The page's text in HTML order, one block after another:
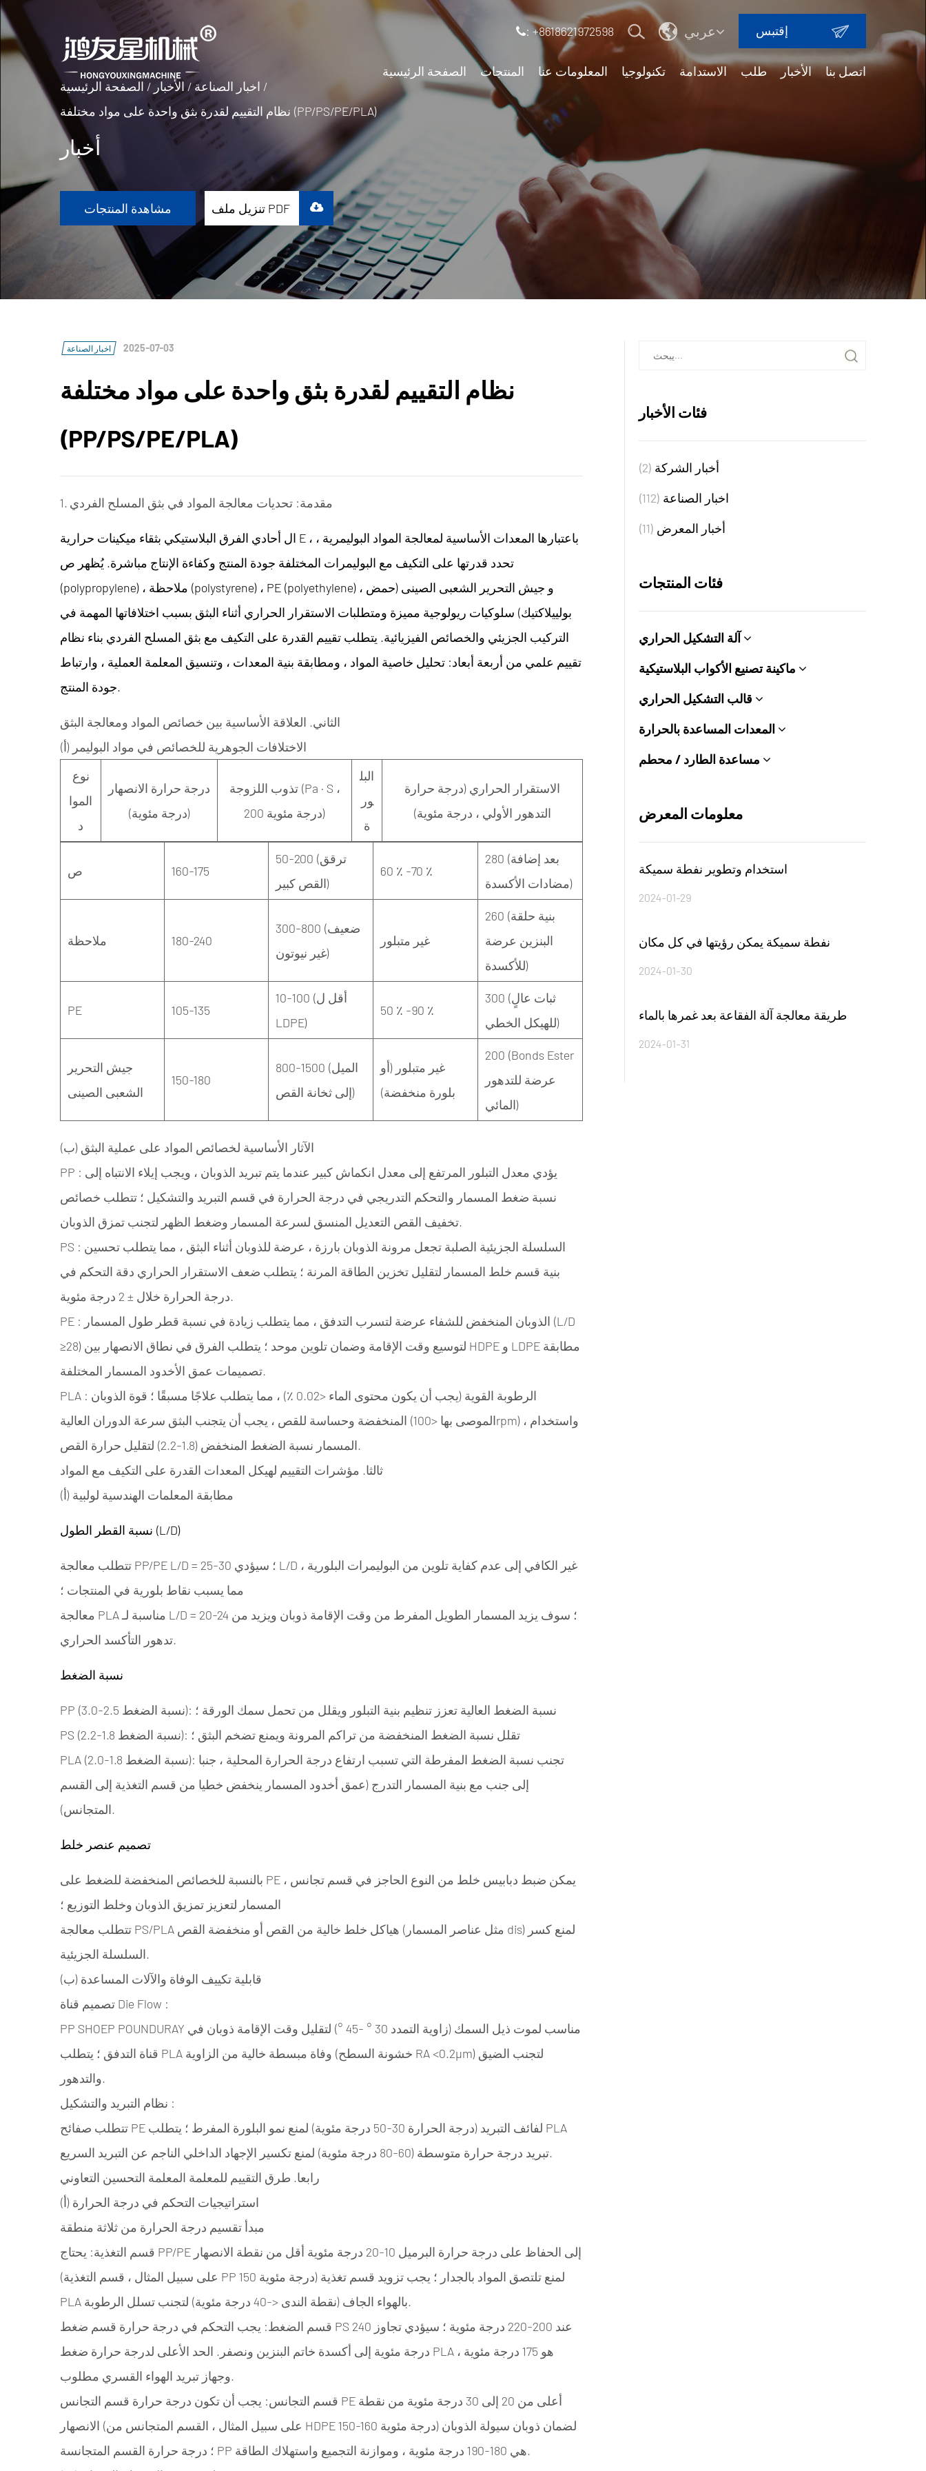
: +8618621972598 عربي إقتبس
الصفحة الرئيسية المنتجات المعلومات عنا تكنولوجيا الاستدامة طلب الأخبار
اتصل بنا
الصفحة الرئيسية / الأخبار/اخبار الصناعة /
نظام التقييم لقدرة بثق واحدة على مواد مختلفة (PP/PS/PE/PLA)
أخبار
مشاهدة المنتجات تنزيل ملف PDF
اخبار الصناعة 2025-07-03
نظام التقييم لقدرة بثق واحدة على مواد مختلفة
(PP/PS/PE/PLA)
1. مقدمة: تحديات معالجة المواد في بثق المسلح الفردي
ال E ، باعتبارها المعدات الأساسية لمعالجة المواد البوليمرية ،
تحدد قدرتها على التكيف مع البوليمرات المختلفة جودة المنتج وكفاءة الإنتاج مباشرة. يُظهر ص
(polypropylene) ، ملاحظة (polystyrene) ، PE (polyethylene) ، و جيش التحرير الشعبى الصينى (حمض
بولييلاكتيك) سلوكيات ريولوجية مميزة ومتطلبات الاستقرار الحراري أثناء البثق بسبب اختلافاتها المهمة في
التركيب الجزيئي والخصائص الفيزيائية. يتطلب تقييم القدرة على التكيف مع بثق المسلح الفردي بناء نظام
تقييم علمي من أربعة أبعاد: تحليل خاصية المواد ، ومطابقة بنية المعدات ، وتنسيق المعلمة العملية ، وارتباط
جودة المنتج.
الثاني. العلاقة الأساسية بين خصائص المواد ومعالجة البثق
(أ) الاختلافات الجوهرية للخصائص في مواد البوليمر
نوع
الموا
د
درجة حرارة الانصهار
(درجة مئوية)
تذوب اللزوجة (Pa · S ،
200 درجة مئوية)
البل
ور
ة
الاستقرار الحراري (درجة حرارة
التدهور الأولي ، درجة مئوية)
ص 160-175
50-200 (ترقق
القص كبير)
60 ٪ -70 ٪
280 (بعد إضافة
مضادات الأكسدة)
ملاحظة 180-240
300-800 (ضعيف
غير نيوتون)
غير متبلور
260 (بنية حلقة
البنزين عرضة
للأكسدة)
PE 105-135
10-100 (أقل ل
LDPE)
50 ٪ -90 ٪
300 (ثبات عالٍ
للهيكل الخطي)
جيش التحرير
الشعبى الصينى
150-180
800-1500 (الميل
إلى ثخانة القص)
غير متبلور (أو
بلورة منخفضة)
200 (Bonds Ester
عرضة للتدهور
المائي)
(ب) الآثار الأساسية لخصائص المواد على عملية البثق
PP : يؤدي معدل التبلور المرتفع إلى معدل انكماش كبير عندما يتم تبريد الذوبان ، ويجب إيلاء الانتباه إلى
نسبة ضغط المسمار والتحكم التدريجي في درجة الحرارة في قسم التبريد والتشكيل ؛ تتطلب خصائص
تخفيف القص التعديل المنسق لسرعة المسمار وضغط الظهر لتجنب تمزق الذوبان.
PS : السلسلة الجزيئية الصلبة تجعل مرونة الذوبان بارزة ، عرضة للذوبان أثناء البثق ، مما يتطلب تحسين
بنية قسم خلط المسمار لتقليل تخزين الطاقة المرنة ؛ يتطلب ضعف الاستقرار الحراري دقة التحكم في
درجة الحرارة خلال ± 2 درجة مئوية.
PE : الذوبان المنخفض للشفاء عرضة لتسرب التدفق ، مما يتطلب زيادة في نسبة قطر طول المسمار (L/D
≥28) لتوسيع وقت الإقامة وضمان تلوين موحد ؛ يتطلب الفرق في نطاق الانصهار بين HDPE و LDPE مطابقة
تصميمات عمق الأخدود المسمار المختلفة.
PLA : الرطوبة القوية (يجب أن يكون محتوى الماء <0.02 ٪) ، مما يتطلب علاجًا مسبقًا ؛ قوة الذوبان
المنخفضة وحساسة للقص ، يجب أن يتجنب البثق سرعة الدوران العالية (الموصى بها <100rpm) ، واستخدام
المسمار نسبة الضغط المنخفض (1.8-2.2) لتقليل حرارة القص.
ثالثا. مؤشرات التقييم لهيكل المعدات القدرة على التكيف مع المواد
(أ) مطابقة المعلمات الهندسية لولبية
نسبة القطر الطول (L/D)
تتطلب معالجة PP/PE L/D = 25-30 ؛ سيؤدي L/D غير الكافي إلى عدم كفاية تلوين من البوليمرات البلورية ،
مما يسبب نقاط بلورية في المنتجات ؛
معالجة PLA مناسبة لـ L/D = 20-24 ؛ سوف يزيد المسمار الطويل المفرط من وقت الإقامة ذوبان ويزيد من
تدهور التأكسد الحراري.
نسبة الضغط
PP (نسبة الضغط 2.5-3.0): نسبة الضغط العالية تعزز تنظيم بنية التبلور ويقلل من تحمل سمك الورقة ؛
PS (نسبة الضغط 1.8-2.2): تقلل نسبة الضغط المنخفضة من تراكم المرونة ويمنع تضخم البثق ؛
PLA (نسبة الضغط 1.8-2.0): تجنب نسبة الضغط المفرطة التي تسبب ارتفاع درجة الحرارة المحلية ، جنبا
إلى جنب مع بنية المسمار التدرج (عمق أخدود المسمار ينخفض خطيا من قسم التغذية إلى القسم
المتجانس).
تصميم عنصر خلط
بالنسبة للخصائص المنخفضة للضغط على PE ، يمكن ضبط دبابيس خلط من النوع الحاجز في قسم تجانس
المسمار لتعزيز تمزيق الذوبان وخلط التوزيع ؛
تتطلب معالجة PS/PLA هياكل خلط خالية من القص أو منخفضة القص (مثل عناصر المسمار dis) لمنع كسر
السلسلة الجزيئية.
(ب) قابلية تكييف الوفاة والآلات المساعدة
تصميم قناة Die Flow :
PP SHOEP POUNDURAY مناسب لموت ذيل السمك (زاوية التمدد 30 ° -45 °) لتقليل وقت الإقامة ذوبان في
قناة التدفق ؛ يتطلب PLA وفاة مبسطة خالية من الزاوية (خشونة السطح RA <0.2μm) لتجنب الضيق
والتدهور.
:
تتطلب صفائح PE لفائف التبريد (درجة الحرارة 30-50 درجة مئوية) لمنع نمو البلورة المفرط ؛ يتطلب PLA
تبريد درجة حرارة متوسطة (60-80 درجة مئوية) لمنع تكسير الإجهاد الداخلي الناجم عن التبريد السريع.
رابعا. طرق التقييم للمعلمة المعلمة التحسين التعاوني
(أ) استراتيجيات التحكم في درجة الحرارة
مبدأ تقسيم درجة الحرارة من ثلاثة منطقة
قسم التغذية: يحتاج PP/PE إلى الحفاظ على درجة حرارة البرميل 10-20 درجة مئوية أقل من نقطة الانصهار
(على سبيل المثال ، قسم التغذية PP 150 درجة مئوية) لمنع تلتصق المواد بالجدار ؛ يجب تزويد قسم تغذية
PLA بالهواء الجاف (نقطة الندى <-40 درجة مئوية) لتجنب تسلل الرطوبة.
قسم الضغط: يجب التحكم في درجة حرارة قسم ضغط PS عند 200-220 درجة مئوية ؛ سيؤدي تجاوز 240
درجة مئوية إلى أكسدة خاتم البنزين ونصفر. الحد الأعلى لدرجة حرارة ضغط PLA هو 175 درجة مئوية ،
وجهاز تبريد الهواء القسري مطلوب.
قسم التجانس: يجب أن تكون درجة حرارة قسم التجانس PE أعلى من 20 إلى 30 درجة مئوية من نقطة
الانصهار (على سبيل المثال ، القسم المتجانس من HDPE 150-160 درجة مئوية) لضمان ذوبان سيولة الذوبان
؛ درجة حرارة القسم المتجانسة PP هي 180-190 درجة مئوية ، وموازنة التجميع واستهلاك الطاقة.
فئات الأخبار
أخبار الشركة (2)
اخبار الصناعة (112)
أخبار المعرض (11)
فئات المنتجات
معلومات المعرض
استخدام وتطوير نفطة سميكة
2024-01-29
نفطة سميكة يمكن رؤيتها في كل مكان
2024-01-30
طريقة معالجة آلة الفقاعة بعد غمرها بالماء
2024-01-31